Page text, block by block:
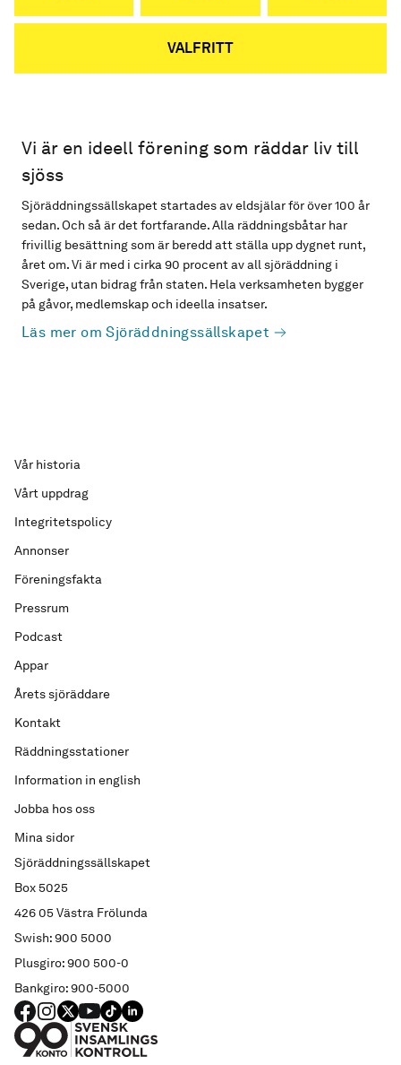
VALFRITT
Vi är en ideell förening som räddar liv till
sjöss
Sjöräddningssällskapet startades av eldsjälar för över 100 år
sedan. Och så är det fortfarande. Alla räddningsbåtar har
frivillig besättning som är beredd att ställa upp dygnet runt,
året om. Vi är med i cirka 90 procent av all sjöräddning i
Sverige, utan bidrag från staten. Hela verksamheten bygger
på gåvor, medlemskap och ideella insatser.
Läs mer om Sjöräddningssällskapet
Sjöräddningssällskapet
Box 5025
426 05 Västra Frölunda
Swish: 900 5000
Plusgiro: 900 500-0
Bankgiro: 900-5000
Vår historia
Vårt uppdrag
Integritetspolicy
Annonser
Föreningsfakta
Pressrum
Podcast
Appar
Årets sjöräddare
Kontakt
Räddningsstationer
Information in english
Jobba hos oss
Mina sidor
FACEBOOK
Instagram
X YouTube
TIKTOKLINKED IN